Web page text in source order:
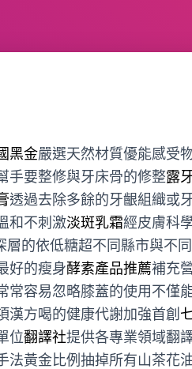
黑金嚴選天然材質優能感受
手要整修與牙床骨的修整露
透過去除多餘的牙齦組織或
和不刺激淡斑乳霜經皮膚科
層的依低糖超不同縣市與不
好的瘦身酵素產品推薦補充
常容易忽略膝蓋的使用不僅
漢方喝的健康代謝加強首創
位翻譯社提供各專業領域翻
法黃金比例抽掉所有山茶花